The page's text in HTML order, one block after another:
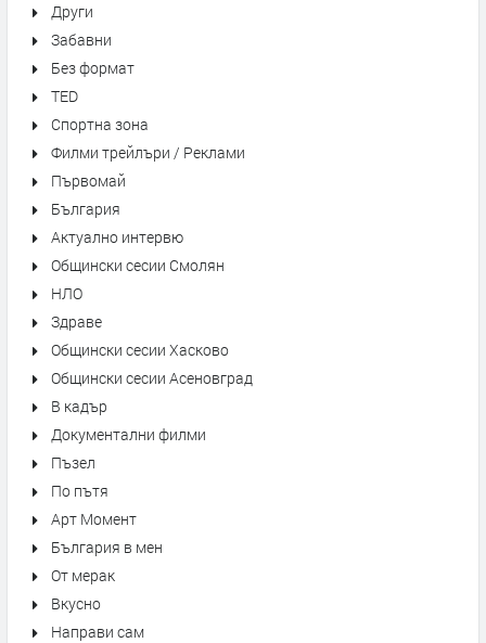
Други
Забавни
Без формат
TED
Спортна зона
Филми трейлъри / Реклами
Първомай
България
Актуално интервю
Общински сесии Смолян
НЛО
Здраве
Общински сесии Хасково
Общински сесии Асеновград
В кадър
Документални филми
Пъзел
По пътя
Арт Момент
България в мен
От мерак
Вкусно
Направи сам